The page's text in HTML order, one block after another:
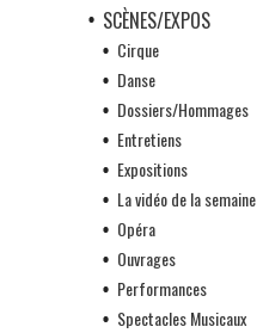
SCÈNES/EXPOS
Cirque
Danse
Dossiers/Hommages
Entretiens
Expositions
La vidéo de la semaine
Opéra
Ouvrages
Performances
Spectacles Musicaux